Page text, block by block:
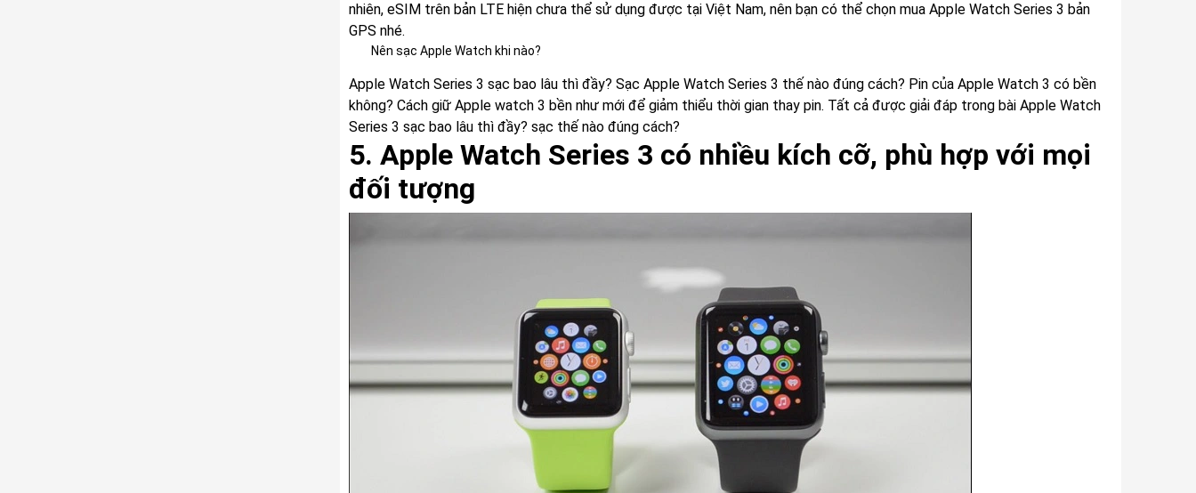
nhiên, eSIM trên bản LTE hiện chưa thể sử dụng được tại Việt Nam, nên bạn có thể chọn mua Apple Watch Series 3 bản
GPS nhé.
Nên sạc Apple Watch khi nào?
Apple Watch Series 3 sạc bao lâu thì đầy? Sạc Apple Watch Series 3 thế nào đúng cách? Pin của Apple Watch 3 có bền
không? Cách giữ Apple watch 3 bền như mới để giảm thiểu thời gian thay pin. Tất cả được giải đáp trong bài Apple Watch
Series 3 sạc bao lâu thì đầy? sạc thế nào đúng cách?
5. Apple Watch Series 3 có nhiều kích cỡ, phù hợp với mọi
đối tượng